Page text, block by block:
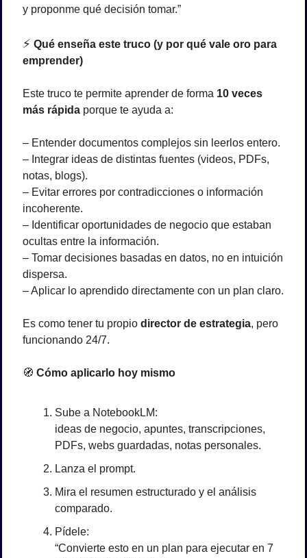
y proponme qué decisión tomar.”
⚡ Qué enseña este truco (y por qué vale oro para
emprender)
Este truco te permite aprender de forma 10 veces
más rápida porque te ayuda a:
– Entender documentos complejos sin leerlos entero.
– Integrar ideas de distintas fuentes (videos, PDFs,
notas, blogs).
– Evitar errores por contradicciones o información
incoherente.
– Identificar oportunidades de negocio que estaban
ocultas entre la información.
– Tomar decisiones basadas en datos, no en intuición
dispersa.
– Aplicar lo aprendido directamente con un plan claro.
Es como tener tu propio director de estrategia, pero
funcionando 24/7.
🧭 Cómo aplicarlo hoy mismo
Sube a NotebookLM:
ideas de negocio, apuntes, transcripciones,
PDFs, webs guardadas, notas personales.
Lanza el prompt.
Mira el resumen estructurado y el análisis
comparado.
Pídele:
“Convierte esto en un plan para ejecutar en 7